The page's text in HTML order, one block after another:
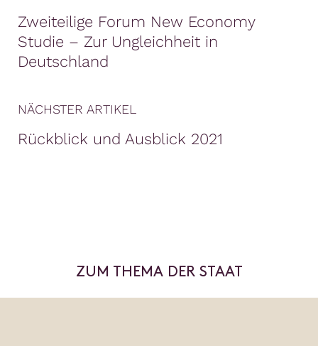
Zweiteilige Forum New Economy
Studie – Zur Ungleichheit in
Deutschland
NÄCHSTER ARTIKEL
Rückblick und Ausblick 2021
ZUM THEMA DER STAAT